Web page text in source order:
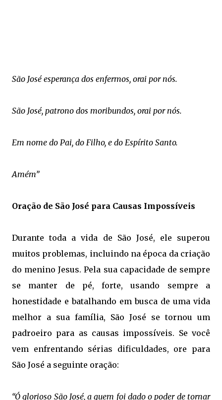
São José esperança dos enfermos, orai por nós.
São José, patrono dos moribundos, orai por nós.
Em nome do Pai, do Filho, e do Espírito Santo.
Amém”
Oração de São José para Causas Impossíveis
Durante toda a vida de São José, ele superou
muitos problemas, incluindo na época da criação
do menino Jesus. Pela sua capacidade de sempre
se manter de pé, forte, usando sempre a
honestidade e batalhando em busca de uma vida
melhor a sua família, São José se tornou um
padroeiro para as causas impossíveis. Se você
vem enfrentando sérias dificuldades, ore para
São José a seguinte oração:
“Ó glorioso São José, a quem foi dado o poder de tornar